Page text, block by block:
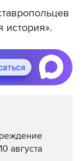
августа